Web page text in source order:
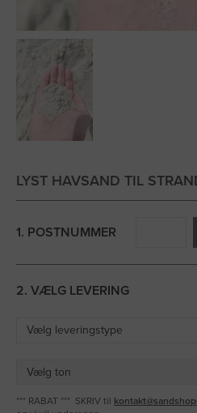
LYST HAVSAND TIL
1. POSTNUMMER
2. VÆLG LEVERING
*** RABAT *** SKRIV til